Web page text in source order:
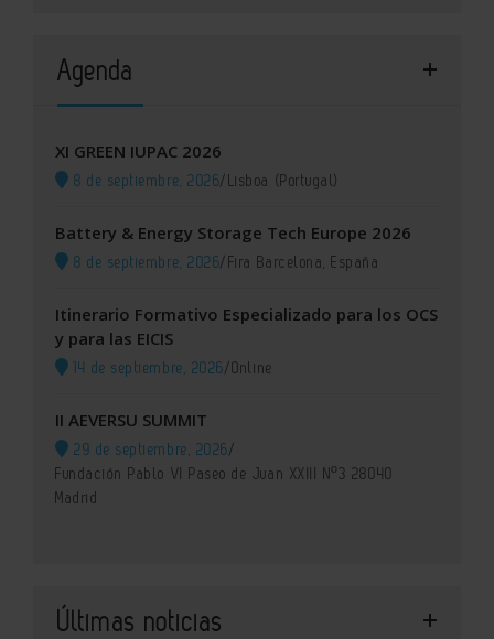
Agenda
XI GREEN IUPAC 2026
8 de septiembre, 2026/Lisboa (Portugal)
Battery & Energy Storage Tech Europe 2026
8 de septiembre, 2026/Fira Barcelona, España
Itinerario Formativo Especializado para los OCS
y para las EICIS
14 de septiembre, 2026/Online
II AEVERSU SUMMIT
29 de septiembre, 2026/
Fundación Pablo VI Paseo de Juan XXIII Nº3 28040
Madrid
Últimas noticias